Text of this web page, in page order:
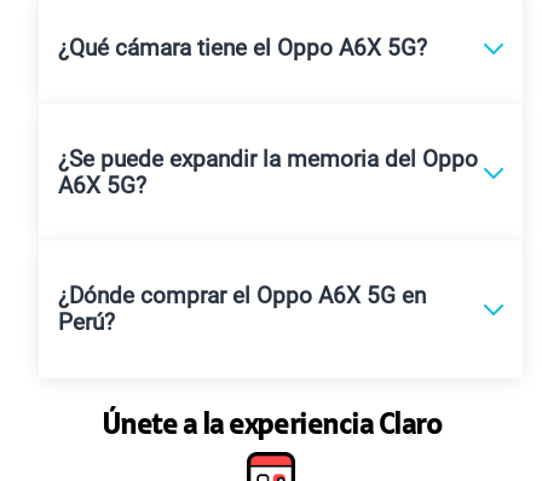
¿Qué cámara tiene el Oppo A6X 5G?
¿Se puede expandir la memoria del Oppo
A6X 5G?
¿Dónde comprar el Oppo A6X 5G en
Perú?
Únete a la experiencia Claro